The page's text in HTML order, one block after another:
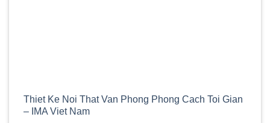
Thiet Ke Noi That Van Phong Phong Cach Toi Gian
– IMA Viet Nam